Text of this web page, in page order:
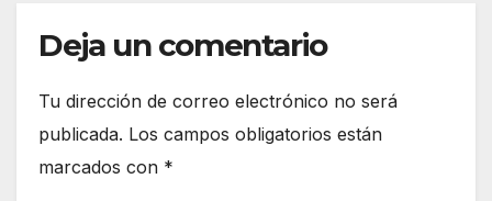
Deja un comentario
Tu dirección de correo electrónico no será
publicada. Los campos obligatorios están
marcados con *